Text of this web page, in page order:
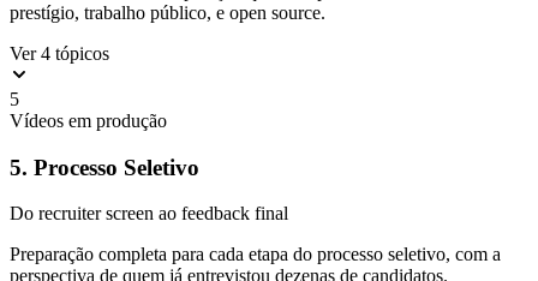
prestígio, trabalho público, e open source.
Ver 4 tópicos
5
Vídeos em produção
5. Processo Seletivo
Do recruiter screen ao feedback final
Preparação completa para cada etapa do processo seletivo, com a
perspectiva de quem já entrevistou dezenas de candidatos.